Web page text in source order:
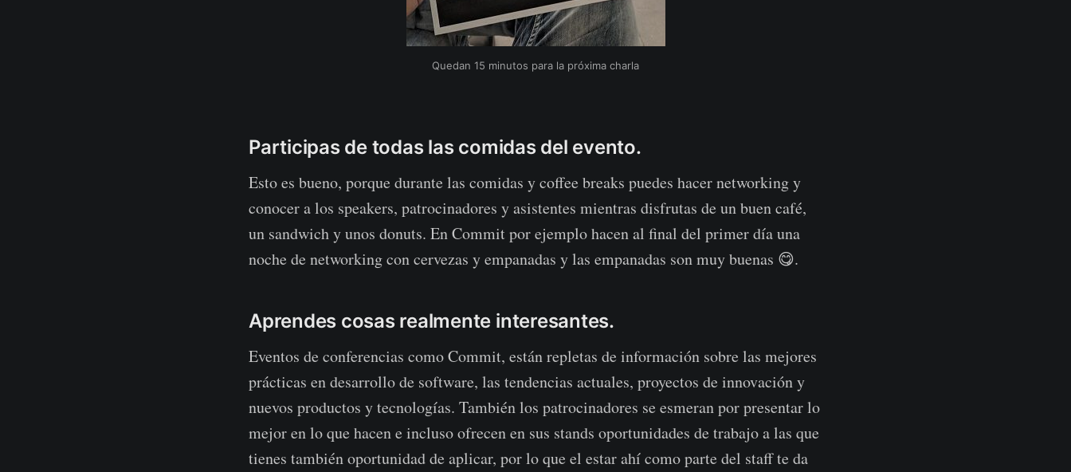
Quedan 15 minutos para la próxima charla
Participas de todas las comidas del evento.
Esto es bueno, porque durante las comidas y coffee breaks puedes hacer networking y
conocer a los speakers, patrocinadores y asistentes mientras disfrutas de un buen café,
un sandwich y unos donuts. En Commit por ejemplo hacen al final del primer día una
noche de networking con cervezas y empanadas y las empanadas son muy buenas 😋.
Aprendes cosas realmente interesantes.
Eventos de conferencias como Commit, están repletas de información sobre las mejores
prácticas en desarrollo de software, las tendencias actuales, proyectos de innovación y
nuevos productos y tecnologías. También los patrocinadores se esmeran por presentar lo
mejor en lo que hacen e incluso ofrecen en sus stands oportunidades de trabajo a las que
tienes también oportunidad de aplicar, por lo que el estar ahí como parte del staff te da